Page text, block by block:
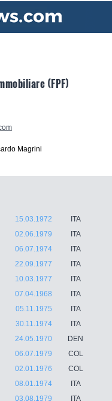
(FPF)
Magrini
15.03.1972
ITA
02.06.1979
ITA
06.07.1974
ITA
22.09.1977
ITA
10.03.1977
ITA
07.04.1968
ITA
05.11.1975
ITA
30.11.1974
ITA
24.05.1970
DEN
06.07.1979
COL
02.01.1976
COL
08.01.1974
ITA
03.08.1979
ITA